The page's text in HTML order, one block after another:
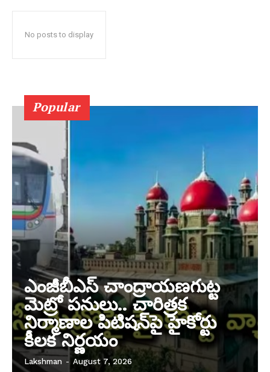
No posts to display
Popular
ఎంజీబీఎస్ చాంద్రాయణగుట్ట
మెట్రో పనులు.. చారిత్రక
నిర్మాణాల పిటిషన్‌పై హైకోర్టు
కీలక నిర్ణయం
Lakshman - August 7, 2026